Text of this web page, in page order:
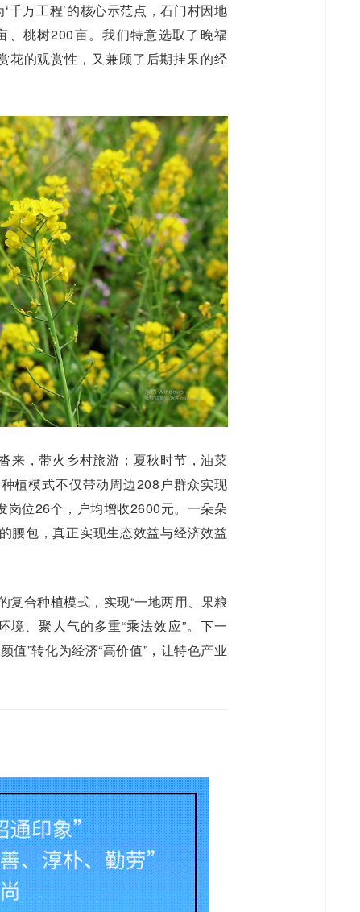
千万工程’的核心示范点，石门村因地
、桃树200亩。我们特意选取了晚福
花的观赏性，又兼顾了后期挂果的经
来，带火乡村旅游；夏秋时节，油菜
植模式不仅带动周边208户群众实现
岗位26个，户均增收2600元。一朵朵
腰包，真正实现生态效益与经济效益
复合种植模式，实现“一地两用、果粮
境、聚人气的多重“乘法效应”。下一
值”转化为经济“高价值”，让特色产业